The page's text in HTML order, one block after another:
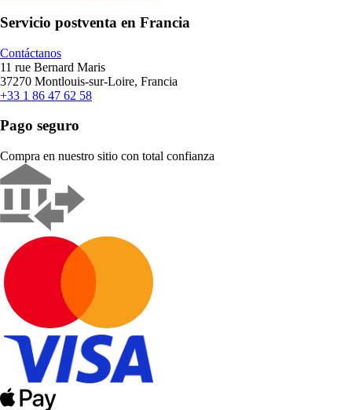
Servicio postventa en Francia
Contáctanos
11 rue Bernard Maris
37270 Montlouis-sur-Loire, Francia
+33 1 86 47 62 58
Pago seguro
Compra en nuestro sitio con total confianza